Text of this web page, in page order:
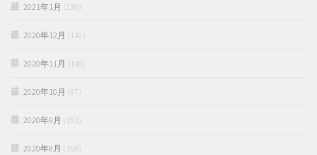
2021年1月 (130)
2020年12月 (145)
2020年11月 (148)
2020年10月 (97)
2020年9月 (153)
2020年8月 (159)